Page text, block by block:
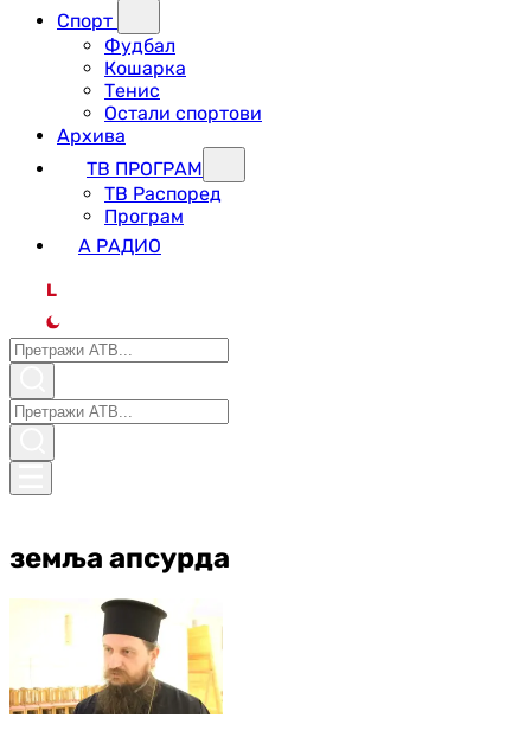
Спорт
Фудбал
Кошарка
Тенис
Остали спортови
Архива
ТВ ПРОГРАМ
ТВ Распоред
Програм
А РАДИО
L
земља апсурда